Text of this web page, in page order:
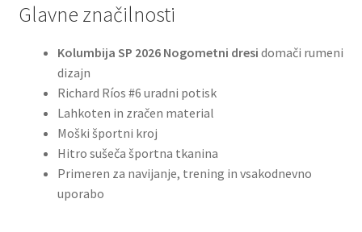
Glavne značilnosti
Kolumbija SP 2026 Nogometni dresi domači rumeni
dizajn
Richard Ríos #6 uradni potisk
Lahkoten in zračen material
Moški športni kroj
Hitro sušeča športna tkanina
Primeren za navijanje, trening in vsakodnevno
uporabo